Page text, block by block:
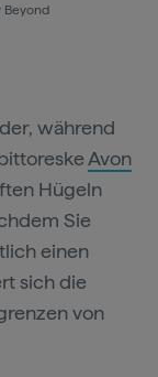
Beyond
während
Avon
Hügeln
Sie
einen
sich die
von